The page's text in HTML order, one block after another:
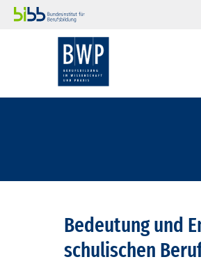
Bedeutung und
schulischen